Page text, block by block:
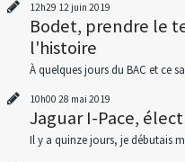
12h29 12 juin 2019
Bodet, prendre le
l'histoire
À quelques jours du BAC et ce
10h00 28 mai 2019
Jaguar I-Pace,
Il y a quinze jours, je débutais